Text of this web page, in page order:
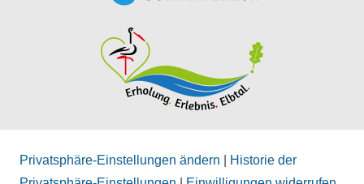
Privatsphäre-Einstellungen ändern
Historie der